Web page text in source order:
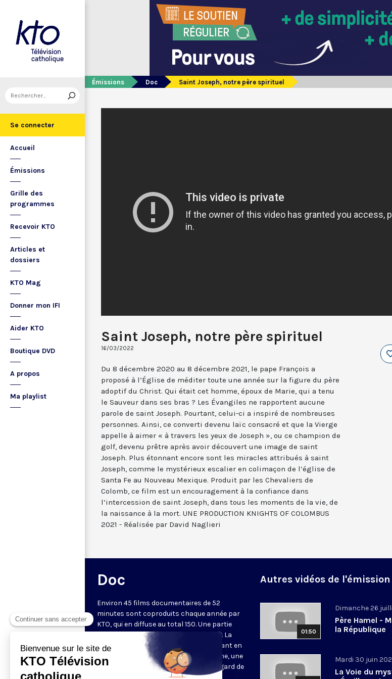
Se connecter
Accueil
Émissions
Grille des
programmes
Recevoir KTO
Articles et
dossiers
KTO Mag
Donner mon IFI
Aider KTO
Boutique DVD
A propos
Ma playlist
Émissions Doc Saint Joseph, notre père spirituel
Saint Joseph, notre père spirituel
16/03/2022
Du 8 décembre 2020 au 8 décembre 2021, le pape François a
proposé à l’Église de méditer toute une année sur la figure du père
adoptif du Christ. Qui était cet homme, époux de Marie, qui a tenu
le Sauveur dans ses bras ? Les Évangiles ne rapportent aucune
parole de saint Joseph. Pourtant, celui-ci a inspiré de nombreuses
personnes. Ainsi, ce converti devenu laïc consacré et que la Vierge
appelle à aimer « à travers les yeux de Joseph », ou ce champion de
golf, devenu prêtre après avoir découvert une image de saint
Joseph. Plus étonnant encore sont les miracles attribués à saint
Joseph, comme le mystérieux escalier en colimaçon de l’église de
Santa Fe au Nouveau Mexique. Produit par les Chevaliers de
Colomb, ce film est un encouragement à la confiance dans
l’intercession de saint Joseph, dans tous les moments de la vie, de
la naissance à la mort. UNE PRODUCTION KNIGHTS OF COLOMBUS
2021 - Réalisée par David Naglieri
Doc
Environ 45 films documentaires de 52
minutes sont coproduits chaque année par
KTO, qui en diffuse au total 150. Une partie
d'entre eux est disponible sur Internet. La
chaîne privilégie des documents mettant en
valeur une vision chrétienne de l'homme, une
lecture des questions de société au regard de
la doctrine sociale de l'Église, une
Autres vidéos de l'émission
01:50
Dimanche 26
Père Hamel -
la République
Mardi 30 juin
La Voie du